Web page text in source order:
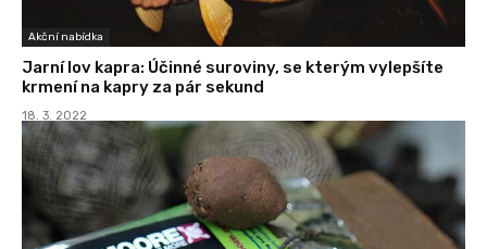
Akční nabídka
Jarní lov kapra: Účinné suroviny, se kterým vylepšíte
krmení na kapry za pár sekund
18. 3. 2022